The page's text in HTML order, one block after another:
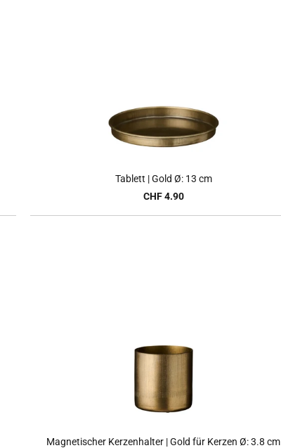
Tablett | Gold Ø: 13 cm
CHF 4.90
Magnetischer Kerzenhalter | Gold für Kerzen Ø: 3.8 cm